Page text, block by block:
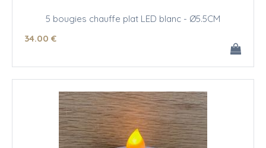
5 bougies chauffe plat LED blanc - Ø5.5CM
34.00 €